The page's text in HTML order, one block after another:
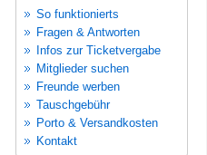
So funktionierts
Fragen & Antworten
Infos zur Ticketvergabe
Mitglieder suchen
Freunde werben
Tauschgebühr
Porto & Versandkosten
Kontakt